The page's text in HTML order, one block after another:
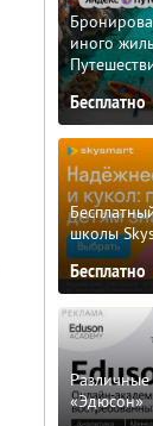
иного
Бесплатно
школы
Бесплатно
«Эдюсон»